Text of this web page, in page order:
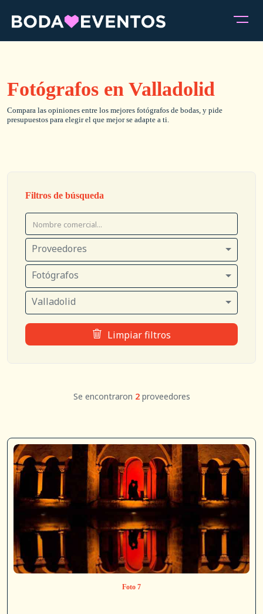
Fotógrafos en Valladolid
Compara las opiniones entre los mejores fotógrafos de bodas, y pide
presupuestos para elegir el que mejor se adapte a ti.
Filtros de búsqueda
Proveedores
Fotógrafos
Valladolid
Limpiar filtros
Se encontraron 2proveedores
Foto 7